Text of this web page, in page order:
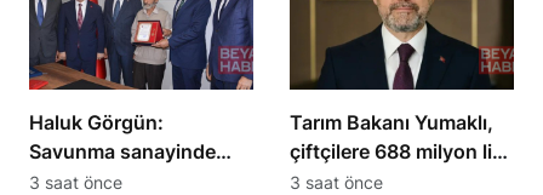
Haluk Görgün:
Savunma sanayinde
185 ülkeye 10 milyar
3 saat önce
Tarım Bakanı Yumaklı,
çiftçilere 688 milyon lira
destek ödemesi yaptı
3 saat önce